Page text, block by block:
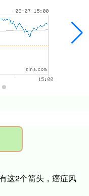
这2个箭头，癌症风